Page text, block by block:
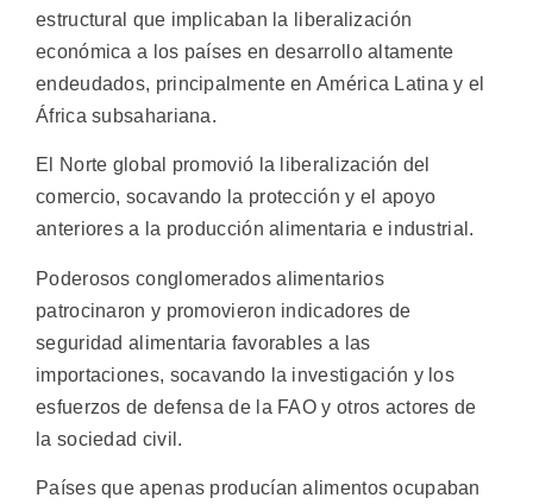
estructural que implicaban la liberalización
económica a los países en desarrollo altamente
endeudados, principalmente en América Latina y el
África subsahariana.
El Norte global promovió la liberalización del
comercio, socavando la protección y el apoyo
anteriores a la producción alimentaria e industrial.
Poderosos conglomerados alimentarios
patrocinaron y promovieron indicadores de
seguridad alimentaria favorables a las
importaciones, socavando la investigación y los
esfuerzos de defensa de la FAO y otros actores de
la sociedad civil.
Países que apenas producían alimentos ocupaban